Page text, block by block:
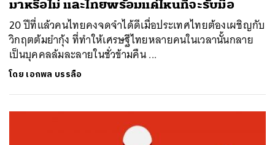
มาหรือไม่ และไทยพร้อมแค่ไหนที่จะรับมือ
20 ปีที่แล้วคนไทยคงจดจำได้ดีเมื่อประเทศไทยต้องเผชิญกับ
วิกฤตต้มยำกุ้ง ที่ทำให้เศรษฐีไทยหลายคนในเวลานั้นกลาย
เป็นบุคคลล้มละลายในชั่วข้ามคืน ...
โดย เอกพล บรรลือ